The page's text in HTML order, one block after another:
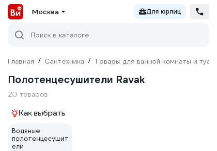
Москва Для юрлиц
Поиск в каталоге
Главная / Сантехника / Товары для ванной комнаты и
Полотенцесушители Ravak
20 товаров
Как выбрать
Водяные
полотенцесушит
ели